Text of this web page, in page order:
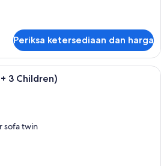
Periksa ketersediaan dan harga
3 Children)
sofa twin